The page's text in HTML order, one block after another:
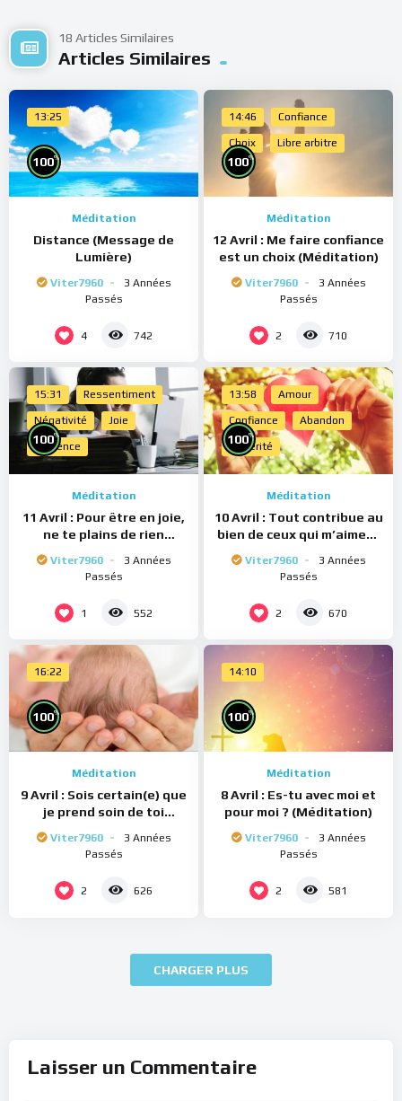
18 Articles Similaires
Articles Similaires
13:25
100%
Méditation
Distance (Message de
Lumière)
Viter7960
3 Années
Passés
4 742
14:46 Confiance
Choix Libre arbitre
100%
Méditation
12 Avril : Me faire confiance
est un choix (Méditation)
Viter7960
3 Années
Passés
2 710
15:31 Ressentiment
Négativité Joie
Présence
100%
Méditation
11 Avril : Pour être en joie,
ne te plains de rien
Viter7960
3 Années
Passés
1 552
13:58 Amour
Confiance Abandon
Sincérité
100%
Méditation
10 Avril : Tout contribue au
bien de ceux qui m’aiment
Viter7960
3 Années
Passés
2 670
16:22
100%
Méditation
9 Avril : Sois certain(e) que
je prend soin de toi
Viter7960
3 Années
Passés
2 626
14:10
100%
Méditation
8 Avril : Es-tu avec moi et
pour moi ? (Méditation)
Viter7960
3 Années
Passés
2 581
CHARGER PLUS
Laisser un Commentaire